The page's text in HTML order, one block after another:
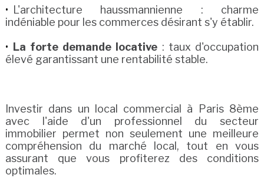
L'architecture haussmannienne : charme
indéniable pour les commerces désirant s'y établir.
La forte demande locative : taux d'occupation
élevé garantissant une rentabilité stable.
Investir dans un local commercial à Paris 8ème
avec l'aide d'un professionnel du secteur
immobilier permet non seulement une meilleure
compréhension du marché local, tout en vous
assurant que vous profiterez des conditions
optimales.